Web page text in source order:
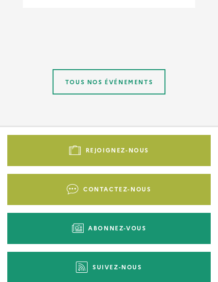
TOUS NOS ÉVÉNEMENTS
Pied
-
REJOIGNEZ-NOUS
CONTACTEZ-NOUS
ABONNEZ-VOUS
SUIVEZ-NOUS